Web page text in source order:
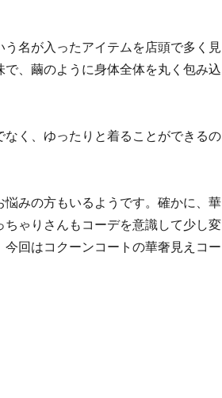
名が入ったアイテムを店頭で多く見
、繭のように身体全体を丸く包み込
く、ゆったりと着ることができるの
みの方もいるようです。確かに、華
ゃりさんもコーデを意識して少し変
回はコクーンコートの華奢見えコー